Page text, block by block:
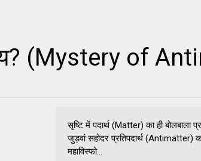
(Mystery of
सृष्टि में पदार्थ (Matter) का ही बोलबाला
जुड़वां सहोदर प्रतिपदार्थ (Antimatter)
महाविस्फो...